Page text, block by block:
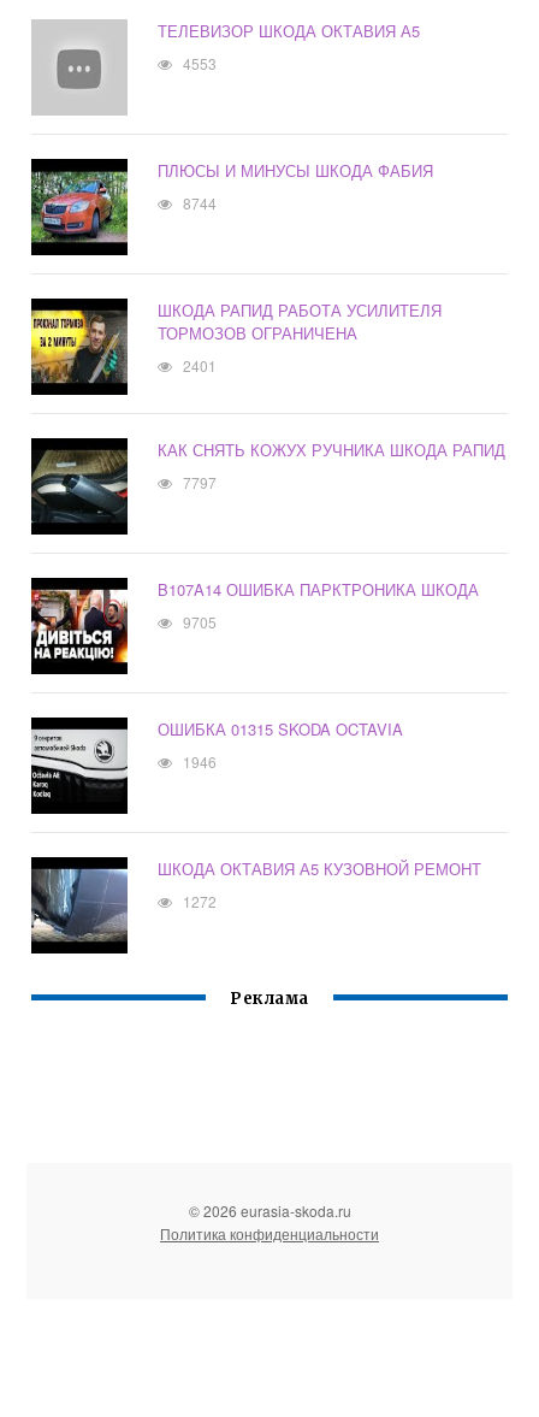
ТЕЛЕВИЗОР ШКОДА ОКТАВИЯ А5
4553
ПЛЮСЫ И МИНУСЫ ШКОДА ФАБИЯ
8744
ШКОДА РАПИД РАБОТА УСИЛИТЕЛЯ
ТОРМОЗОВ ОГРАНИЧЕНА
2401
КАК СНЯТЬ КОЖУХ РУЧНИКА ШКОДА РАПИД
7797
B107A14 ОШИБКА ПАРКТРОНИКА ШКОДА
9705
ОШИБКА 01315 SKODA OCTAVIA
1946
ШКОДА ОКТАВИЯ А5 КУЗОВНОЙ РЕМОНТ
1272
Реклама
© 2026 eurasia-skoda.ru
Политика конфиденциальности